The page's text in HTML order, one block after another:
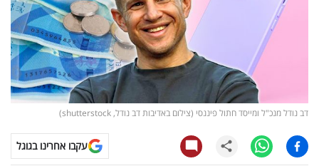
רכילות
עסקית
ויראלי
טלוויזיה
דב נודל מנכ"ל ומייסד חתול פיננסי (צילום באדיבות דב נודל, shutterstock)
עקבו אחרינו בגוגל